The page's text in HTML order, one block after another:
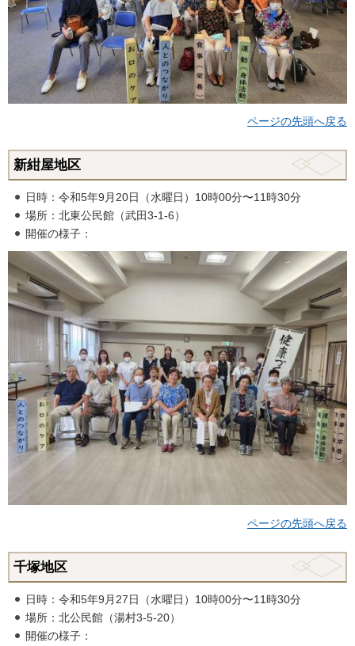
ページの先頭へ戻る
新紺屋地区
日時：令和5年9月20日（水曜日）10時00分〜11時30分
場所：北東公民館（武田3-1-6）
開催の様子：
ページの先頭へ戻る
千塚地区
日時：令和5年9月27日（水曜日）10時00分〜11時30分
場所：北公民館（湯村3-5-20）
開催の様子：